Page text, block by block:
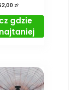
zł
gdzie